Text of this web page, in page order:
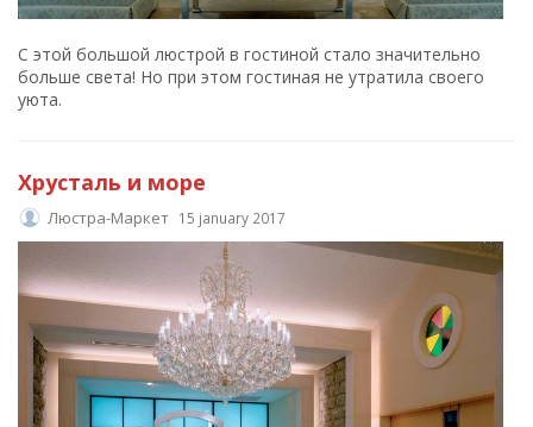
С этой большой люстрой в гостиной стало значительно
больше света! Но при этом гостиная не утратила своего
уюта.
Хрусталь и море
Люстра-Маркет 15 january 2017